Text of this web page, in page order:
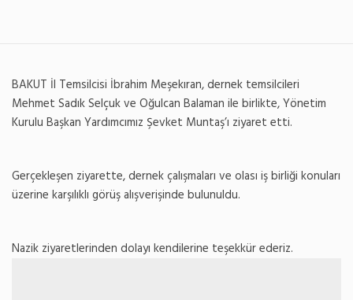
BAKUT İl Temsilcisi İbrahim Meşekıran, dernek temsilcileri
Mehmet Sadık Selçuk ve Oğulcan Balaman ile birlikte, Yönetim
Kurulu Başkan Yardımcımız Şevket Muntaş’ı ziyaret etti.
Gerçekleşen ziyarette, dernek çalışmaları ve olası iş birliği konuları
üzerine karşılıklı görüş alışverişinde bulunuldu.
Nazik ziyaretlerinden dolayı kendilerine teşekkür ederiz.